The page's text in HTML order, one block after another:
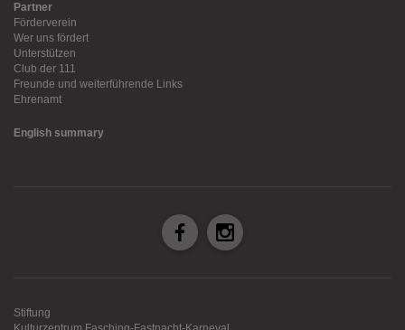
Partner
Förderverein
Wer uns fördert
Unterstützen
Club der 111
Freunde und weiterführende Links
Ehrenamt
English summary
Stiftung